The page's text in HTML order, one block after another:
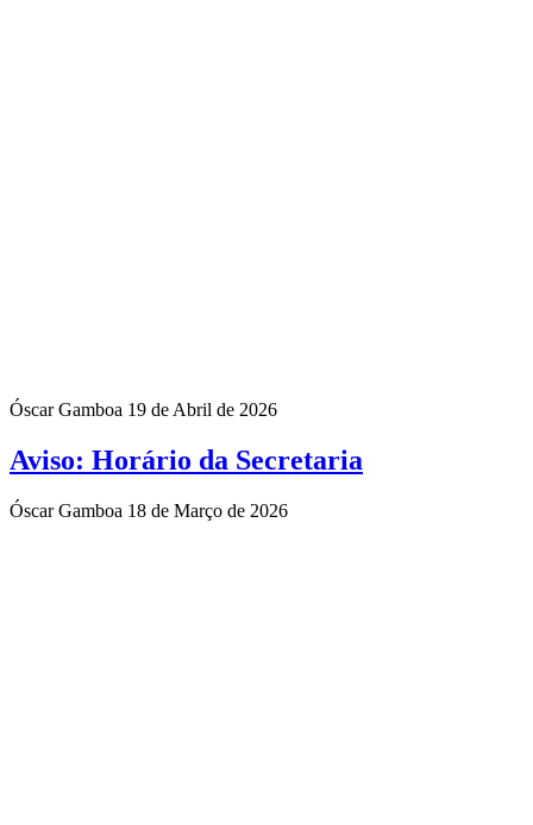
Óscar Gamboa 19 de Abril de 2026
Aviso: Horário da Secretaria
Óscar Gamboa 18 de Março de 2026